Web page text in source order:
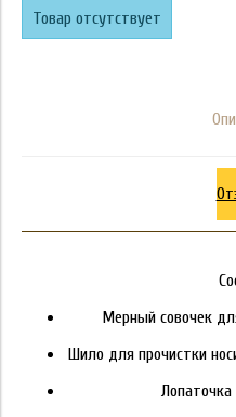
Товар отсутствует
Мерный совочек
Шило для прочистки